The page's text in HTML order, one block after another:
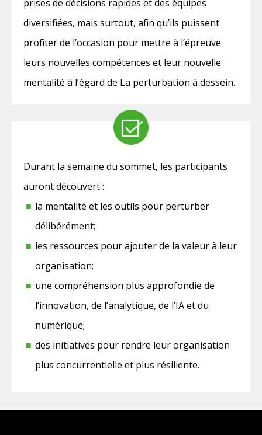
prises de décisions rapides et des équipes
diversifiées, mais surtout, afin qu’ils puissent
profiter de l’occasion pour mettre à l’épreuve
leurs nouvelles compétences et leur nouvelle
mentalité à l’égard de La perturbation à dessein.
Durant la semaine du sommet, les participants
auront découvert :
la mentalité et les outils pour perturber
délibérément;
les ressources pour ajouter de la valeur à leur
organisation;
une compréhension plus approfondie de
l’innovation, de l’analytique, de l’IA et du
numérique;
des initiatives pour rendre leur organisation
plus concurrentielle et plus résiliente.